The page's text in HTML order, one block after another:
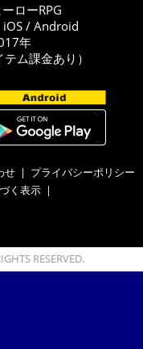
ローRPG
iOS / Android
年
ム課金あり）
せ | プライバシーポリシー
く表示 |
RESERVED.